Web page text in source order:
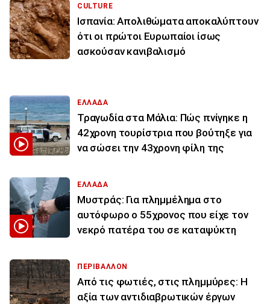
CULTURE
Ισπανία: Απολιθώματα αποκαλύπτουν
ότι οι πρώτοι Ευρωπαίοι ίσως
ασκούσαν κανιβαλισμό
ΕΛΛΑΔΑ
Τραγωδία στα Μάλια: Πώς πνίγηκε η
42χρονη τουρίστρια που βούτηξε για
να σώσει την 43χρονη φίλη της
ΕΛΛΑΔΑ
Μυστράς: Για πλημμέλημα στο
αυτόφωρο ο 55χρονος που είχε τον
νεκρό πατέρα του σε καταψύκτη
ΠΕΡΙΒΑΛΛΟΝ
Από τις φωτιές, στις πλημμύρες: Η
αξία των αντιδιαβρωτικών έργων